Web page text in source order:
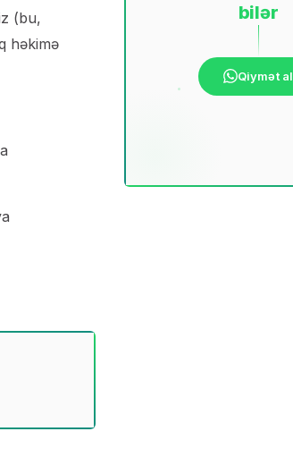
(bu,
həkimə
bilər
Qiymət al